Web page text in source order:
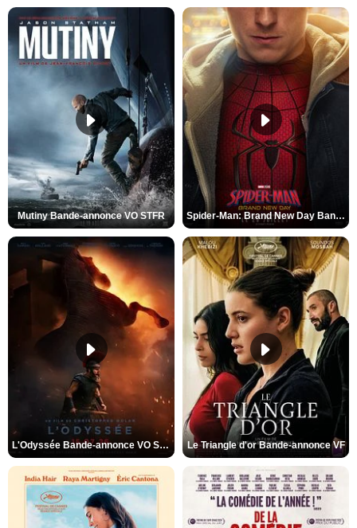
Mutiny Bande-annonce VO STFR Spider-Man: Brand New Day Bande-annonce VO STFR
L'Odyssée Bande-annonce VO STFR Le Triangle d'or Bande-annonce VF